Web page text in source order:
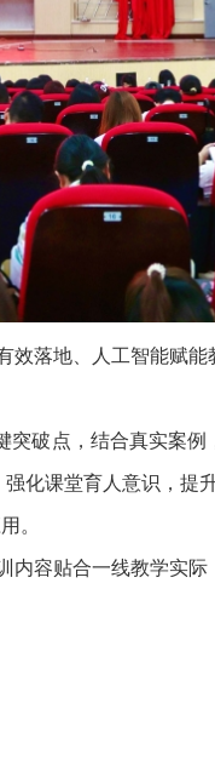
落地、人工智能赋能
破点，结合真实案例
化课堂育人意识，提
。
容贴合一线教学实际